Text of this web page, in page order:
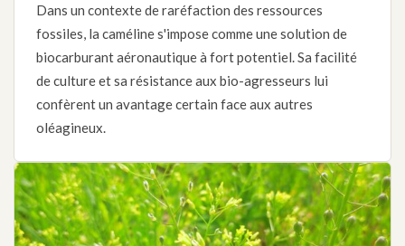
Dans un contexte de raréfaction des ressources
fossiles, la caméline s'impose comme une solution de
biocarburant aéronautique à fort potentiel. Sa facilité
de culture et sa résistance aux bio-agresseurs lui
confèrent un avantage certain face aux autres
oléagineux.